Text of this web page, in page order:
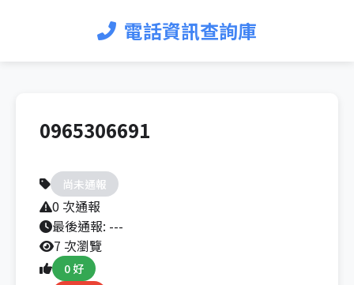
電話資訊查詢庫
0965306691
尚未通報
0 次通報
最後通報: ---
7 次瀏覽
0 好